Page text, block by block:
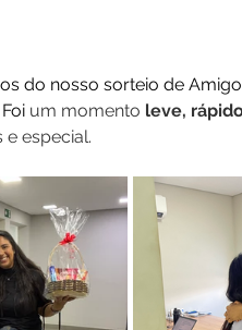
do nosso sorteio de
um momento leve,
especial.